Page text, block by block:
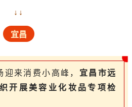
↓↓
宜昌
来消费小高峰， 宜昌市远
开展美容业化妆品专项检